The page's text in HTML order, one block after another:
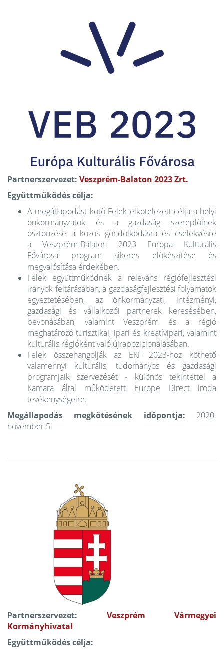
Partnerszervezet: Veszprém-Balaton 2023 Zrt.
Együttműködés célja:
A megállapodást kötő Felek elkötelezett célja a helyi
önkormányzatok és a gazdaság szereplőinek
ösztönzése a közös gondolkodásra és cselekvésre
a Veszprém-Balaton 2023 Európa Kulturális
Fővárosa program sikeres előkészítése és
megvalósítása érdekében.
Felek együttműködnek a releváns régiófejlesztési
irányok feltárásában, a gazdaságfejlesztési folyamatok
egyeztetésében, az önkormányzati, intézményi,
gazdasági és vállalkozói partnerek keresésében,
bevonásában, valamint Veszprém és a régió
meghatározó turisztikai, ipari és kreatívipari, valamint
kulturális régióként való újrapozicionálásában.
Felek összehangolják az EKF 2023-hoz köthető
valamennyi kulturális, tudományos és gazdasági
programjaik szervezését - különös tekintettel a
Kamara által működetett Europe Direct iroda
tevékenységeire.
Megállapodás megkötésének időpontja: 2020.
november 5.
Partnerszervezet: Veszprém Vármegyei
Kormányhivatal
Együttműködés célja: